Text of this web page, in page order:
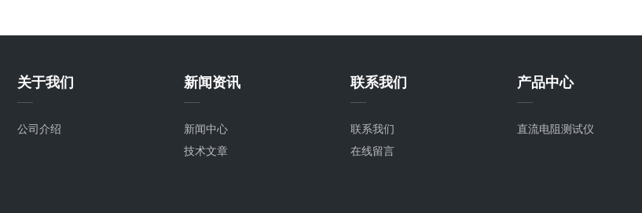
关于我们
公司介绍
新闻资讯
新闻中心
技术文章
联系我们
联系我们
在线留言
产品中心
直流电阻测试仪